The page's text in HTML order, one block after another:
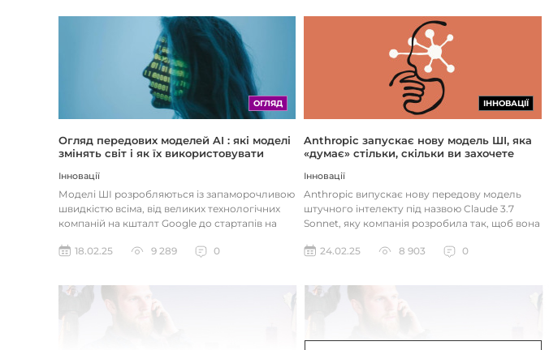
ОГЛЯД
Огляд передових моделей AI : які моделі
змінять світ і як їх використовувати
Інновації
Моделі ШІ розробляються із запаморочливою
швидкістю всіма, від великих технологічних
компаній на кшталт Google до стартапів на
18.02.25
9 289 0
ІННОВАЦІЇ
Anthropic запускає нову модель ШІ, яка
«думає» стільки, скільки ви захочете
Інновації
Anthropic випускає нову передову модель
штучного інтелекту під назвою Claude 3.7
Sonnet, яку компанія розробила так, щоб вона
24.02.25
8 903 0